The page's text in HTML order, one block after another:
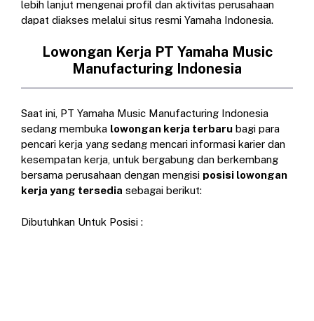
lebih lanjut mengenai profil dan aktivitas perusahaan
dapat diakses melalui situs resmi Yamaha Indonesia.
Lowongan Kerja PT Yamaha Music
Manufacturing Indonesia
Saat ini, PT Yamaha Music Manufacturing Indonesia
sedang membuka lowongan kerja terbaru bagi para
pencari kerja yang sedang mencari informasi karier dan
kesempatan kerja, untuk bergabung dan berkembang
bersama perusahaan dengan mengisi posisi lowongan
kerja yang tersedia sebagai berikut:
Dibutuhkan Untuk Posisi :